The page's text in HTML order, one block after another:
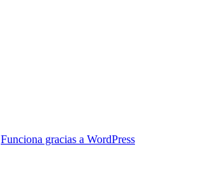
Funciona gracias a WordPress